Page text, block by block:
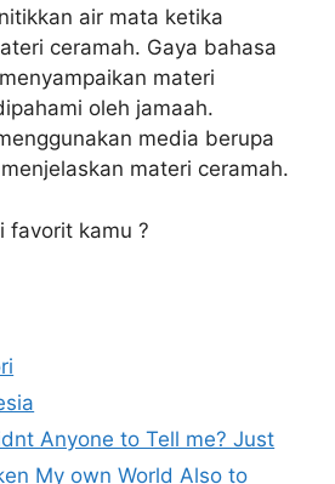
air mata ketika
ceramah. Gaya bahasa
materi
oleh jamaah.
media berupa
materi ceramah.
favorit kamu ?
Anyone to Tell me? Just
My own World Also to